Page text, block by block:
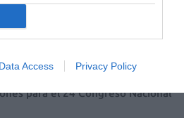
Data Access Privacy Policy
para el 24 Congreso Nacional